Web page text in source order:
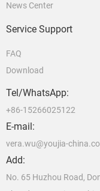
News Center
Service Support
FAQ
Download
Tel/WhatsApp:
+86-15266025122
E-mail:
vera.wu@youjia-
Add:
No. 65 Huzhou Road,